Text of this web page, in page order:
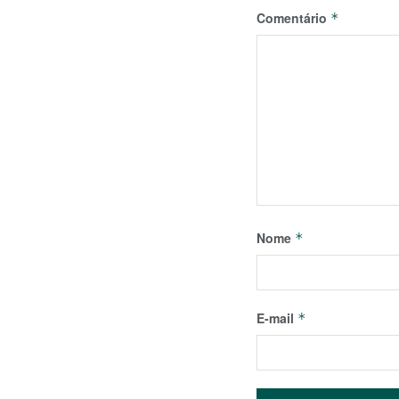
Comentário *
Nome *
E-mail *